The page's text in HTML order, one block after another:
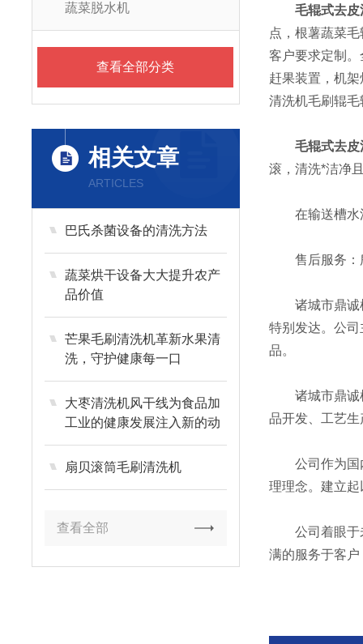
蔬菜脱水机
查看全部分类
相关文章
ARTICLES
巴氏杀菌设备的清洗方法
蔬菜烘干设备大大提升农产
品价值
芒果毛刷清洗机革新水果清
洗，守护健康每一口
大枣清洗机风干线为食品加
工业的健康发展注入新的动
力
扇贝滚筒毛刷清洗机
查看全部
毛辊式去皮
点，根薯蔬菜
客户要求定制
赶果装置，机
清洗机毛刷辊
毛辊式去皮
滚，清洗*洁净
在输送槽水流
售后服务：所
诸城市鼎诚机
特别发达。公
品。
诸城市鼎诚机
品开发、工艺
公司作为国内
理理念。建立
公司着眼于未
满的服务于客